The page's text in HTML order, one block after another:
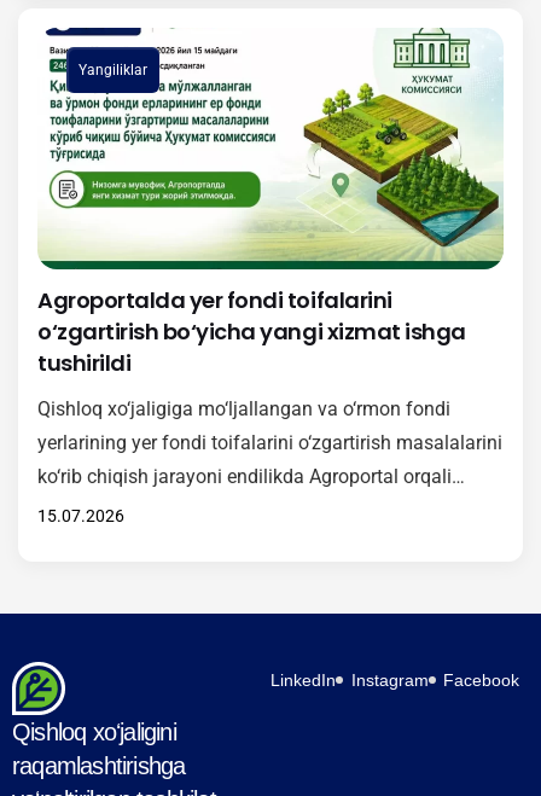
bilan tasdiqlangan Nizomning mazmun-mohiyati
yuzasidan batafsil ma’lumot berildi. Unga muvofiq,
2026-yil 1-iyuldan boshlab qishloq xo‘jaligiga
mo‘ljallangan va o‘rmon fondi yerlari toifasini
o‘zgartirishga…
Yangiliklar
Agroportalda yer fondi toifalarini
o‘zgartirish bo‘yicha yangi xizmat ishga
tushirildi
Qishloq xo‘jaligiga mo‘ljallangan va o‘rmon fondi
yerlarining yer fondi toifalarini o‘zgartirish masalalarini
ko‘rib chiqish jarayoni endilikda Agroportal orqali
amalga oshiriladi. Mazkur xizmat O‘zbekiston
Hukumat komissiyasi tomonidan ko‘rib chiqiladigan
chiqish imkonini yaratadi. Yangi xizmat orqali
fuqarolar va manfaatdor…
15.07.2026
Qishloq xoʻjaligini
raqamlashtirishga
LinkedIn Instagram Facebook